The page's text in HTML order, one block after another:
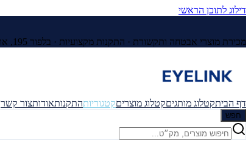
דילוג לתוכן הראשי
מכירת מוצרי אבטחה ותקשורת · התקנות מקצועיות · בלפור 195, אור עקיבא
דף הביתקטלוג מותגיםקטלוג מוצריםקטגוריותהתקנותאודותצור קשר
חפש